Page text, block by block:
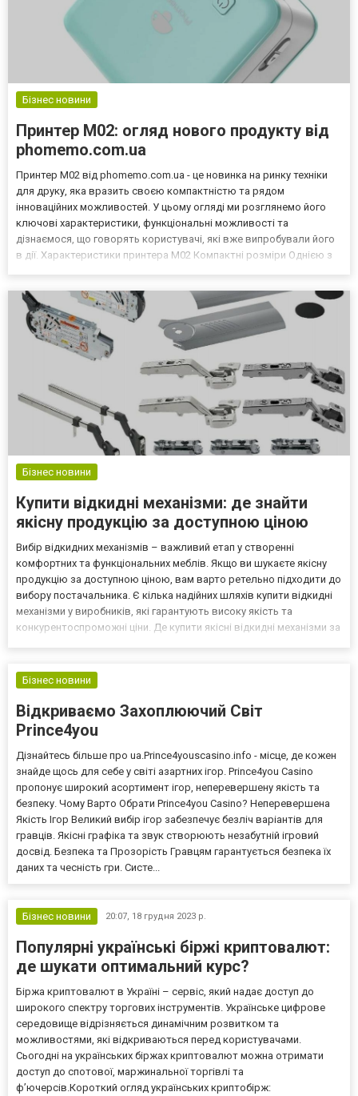
Бізнес новини
Принтер M02: огляд нового продукту від
phomemo.com.ua
Принтер M02 від phomemo.com.ua - це новинка на ринку техніки
для друку, яка вразить своєю компактністю та рядом
інноваційних можливостей. У цьому огляді ми розглянемо його
ключові характеристики, функціональні можливості та
дізнаємося, що говорять користувачі, які вже випробували його
в дії. Характеристики принтера M02 Компактні розміри Однією з
Бізнес новини
Купити відкидні механізми: де знайти
якісну продукцію за доступною ціною
Вибір відкидних механізмів – важливий етап у створенні
комфортних та функціональних меблів. Якщо ви шукаєте якісну
продукцію за доступною ціною, вам варто ретельно підходити до
вибору постачальника. Є кілька надійних шляхів купити відкидні
механізми у виробників, які гарантують високу якість та
конкурентоспроможні ціни. Де купити якісні відкидні механізми за
Бізнес новини
Відкриваємо Захоплюючий Світ
Prince4you
Дізнайтесь більше про ua.Prince4youscasino.info - місце, де кожен
знайде щось для себе у світі азартних ігор. Prince4you Casino
пропонує широкий асортимент ігор, неперевершену якість та
безпеку. Чому Варто Обрати Prince4you Casino? Неперевершена
Якість Ігор Великий вибір ігор забезпечує безліч варіантів для
гравців. Якісні графіка та звук створюють незабутній ігровий
досвід. Безпека та Прозорість Гравцям гарантується безпека їх
даних та чесність гри. Систе...
Бізнес новини 20:07, 18 грудня 2023 р.
Популярні українські біржі криптовалют:
де шукати оптимальний курс?
Біржа криптовалют в Україні – сервіс, який надає доступ до
широкого спектру торгових інструментів. Українське цифрове
середовище відрізняється динамічним розвитком та
можливостями, які відкриваються перед користувачами.
Сьогодні на українських біржах криптовалют можна отримати
доступ до спотової, маржинальної торгівлі та
ф’ючерсів.Короткий огляд українських криптобірж: